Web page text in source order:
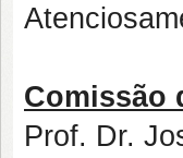
Comissão
Prof. Dr.